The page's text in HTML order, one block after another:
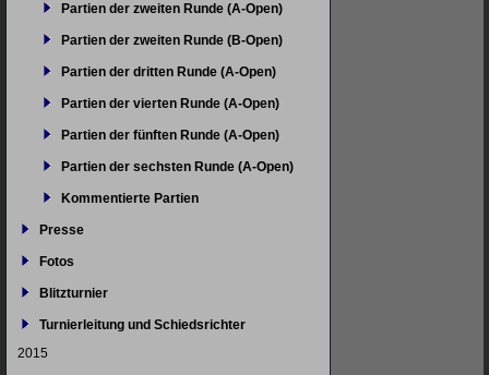
Partien der zweiten Runde (A-Open)
Partien der zweiten Runde (B-Open)
Partien der dritten Runde (A-Open)
Partien der vierten Runde (A-Open)
Partien der fünften Runde (A-Open)
Partien der sechsten Runde (A-Open)
Kommentierte Partien
Presse
Fotos
Blitzturnier
Turnierleitung und Schiedsrichter
2015